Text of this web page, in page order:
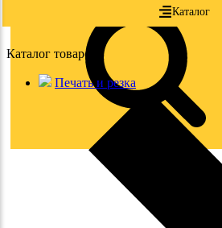
Каталог
Каталог товаров
Печать и резка